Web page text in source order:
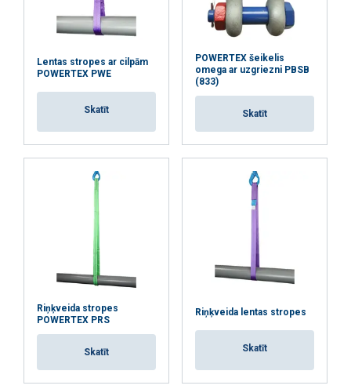
Lentas stropes ar cilpām
POWERTEX PWE
Skatīt
POWERTEX šeikelis
omega ar uzgriezni PBSB
(833)
Skatīt
Riņķveida stropes
POWERTEX PRS
Skatīt
Riņķveida lentas stropes
Skatīt